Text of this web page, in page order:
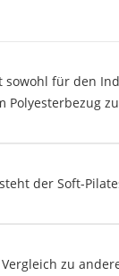
sowohl für den
Polyesterbezug
der Soft-
zu